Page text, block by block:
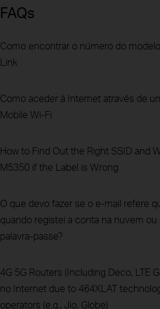
FAQs
Como encontrar o número do
Link
Como aceder à Internet através de
Mobile Wi-Fi
How to Find Out the Right SSID and
M5350 if the Label is Wrong
O que devo fazer se o e-mail refere
quando registei a conta na nuvem ou
palavra-passe?
4G 5G Routers (Including Deco, LTE
no Internet due to 464XLAT
operators (e.g., Jio, Globe)